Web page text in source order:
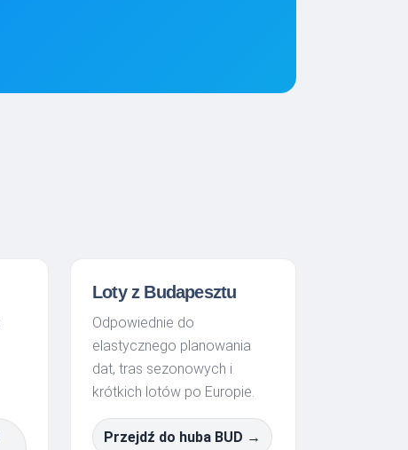
Loty z Budapesztu
Odpowiednie do
elastycznego planowania
dat, tras sezonowych i
krótkich lotów po Europie.
Przejdź do huba BUD →